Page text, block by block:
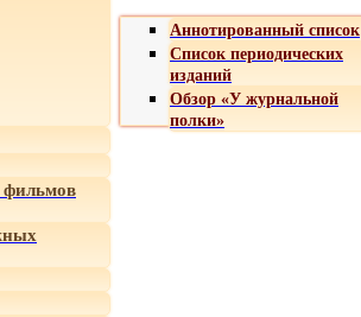
Аннотированный список
Список периодических
изданий
Обзор «У журнальной
полки»